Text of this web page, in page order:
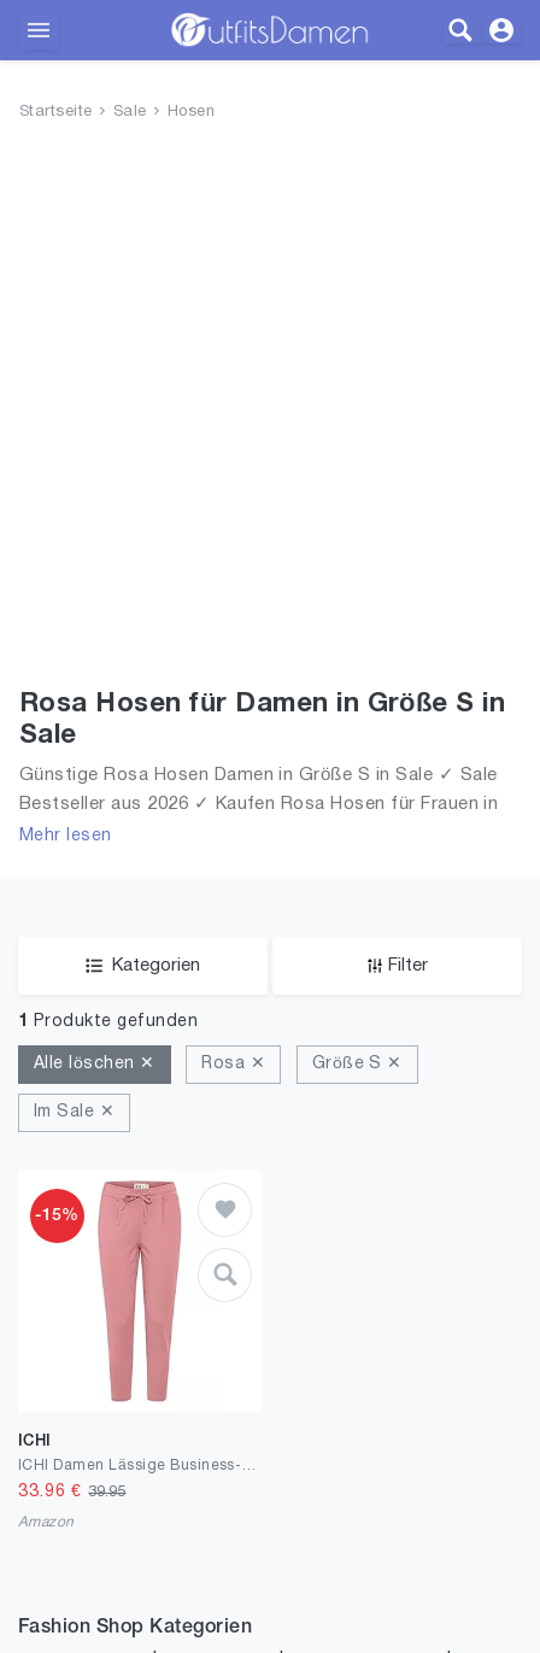
Startseite Sale Hosen
Rosa Hosen für Damen in Größe S in
Sale
Günstige Rosa Hosen Damen in Größe S in Sale ✓ Sale
Bestseller aus 2026 ✓ Kaufen Rosa Hosen für Frauen in
Größe S in Sale!
Mehr lesen
Kategorien Filter
1 Produkte gefunden
Alle löschen ✕ Rosa ✕ Größe S ✕
Im Sale ✕
-15%
ICHI
33.96 €39.95
Amazon
Fashion Shop Kategorien